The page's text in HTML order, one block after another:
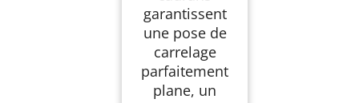
garantissent
une pose de
carrelage
parfaitement
plane, un